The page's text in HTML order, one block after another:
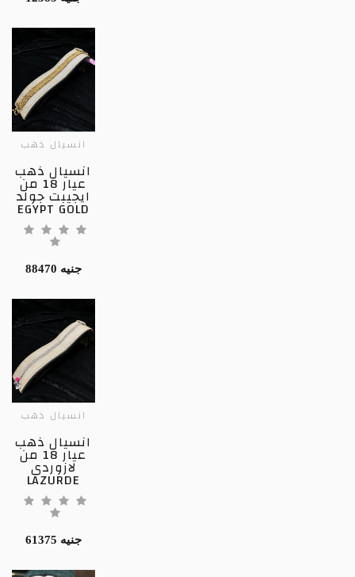
انسيال ذهب
انسيال ذهب
عيار 18 من
ايجيبت جولد
EGYPT GOLD
88470 جنيه
انسيال ذهب
انسيال ذهب
عيار 18 من
لازوردى
LAZURDE
61375 جنيه